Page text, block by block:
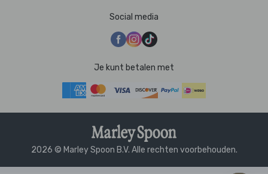
Social media
Je kunt betalen met
2026 © Marley Spoon B.V. Alle rechten voorbehouden.